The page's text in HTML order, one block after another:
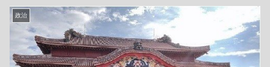
政治